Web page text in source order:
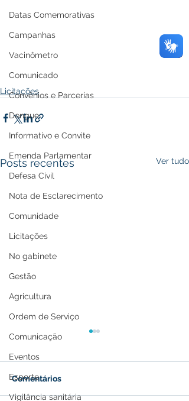
Datas Comemorativas
Campanhas
Vacinômetro
Comunicado
Convênios e Parcerias
Dengue
Informativo e Convite
Emenda Parlamentar
Defesa Civil
Nota de Esclarecimento
Comunidade
Licitações
No gabinete
Gestão
Agricultura
Ordem de Serviço
Comunicação
Eventos
Esporte
Vigilância sanitária
Licitações
Posts recentes Ver tudo
Comentários